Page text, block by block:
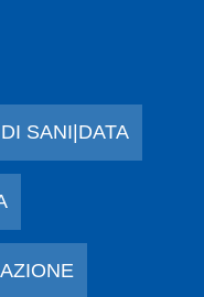
SANI|DATA